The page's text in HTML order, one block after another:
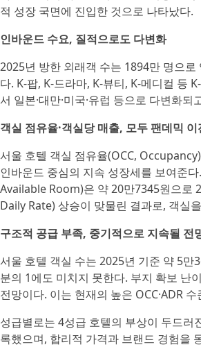
적 성장 국면에 진입한 것으로 나타났다.
인바운드 수요, 질적으로도 다변화
2025년 방한 외래객 수는 1894만 명으
다. K-팝, K-드라마, K-뷰티, K-메디컬 등
서 일본·대만·미국·유럽 등으로 다변화
객실 점유율·객실당 매출, 모두 팬데믹 이
서울 호텔 객실 점유율(OCC,
인바운드 중심의 지속 성장세를 보여준
Available Room)은 약 20만7345원으로
Daily Rate) 상승이 맞물린 결과로, 객실
구조적 공급 부족, 중기적으로 지속될 전
서울 호텔 객실 수는 2025년 기준 약 5
분의 1에도 미치지 못한다. 부지 확보 난
전망이다. 이는 현재의 높은 OCC·ADR
성급별로는 4성급 호텔의 부상이 두드러
록했으며, 합리적 가격과 브랜드 경험을